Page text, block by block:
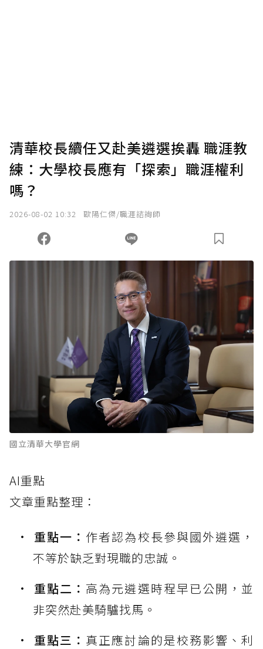
確認送出
您當前剩餘 U 利點數：0點；前往 購買點數
清華校長續任又赴美遴選挨轟 職涯教
練：大學校長應有「探索」職涯權利
嗎？
2026-08-02 10:32 歐陽仁傑/職涯諮詢師
國立清華大學官網
AI重點
文章重點整理：
重點一： 作者認為校長參與國外遴選，
不等於缺乏對現職的忠誠。
重點二： 高為元遴選時程早已公開，並
非突然赴美騎驢找馬。
重點三： 真正應討論的是校務影響、利